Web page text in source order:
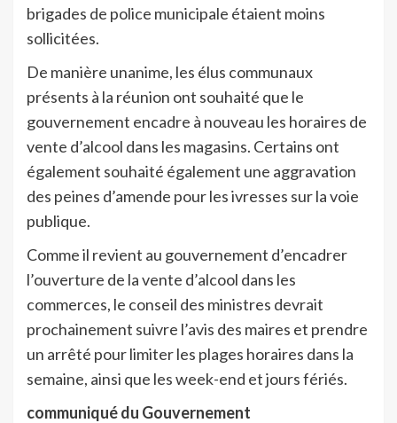
brigades de police municipale étaient moins
sollicitées.
De manière unanime, les élus communaux
présents à la réunion ont souhaité que le
gouvernement encadre à nouveau les horaires de
vente d’alcool dans les magasins. Certains ont
également souhaité également une aggravation
des peines d’amende pour les ivresses sur la voie
publique.
Comme il revient au gouvernement d’encadrer
l’ouverture de la vente d’alcool dans les
commerces, le conseil des ministres devrait
prochainement suivre l’avis des maires et prendre
un arrêté pour limiter les plages horaires dans la
semaine, ainsi que les week-end et jours fériés.
communiqué du Gouvernement